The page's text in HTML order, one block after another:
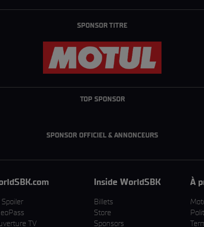
SPONSOR TITRE
TOP SPONSOR
SPONSOR OFFICIEL & ANNONCEURS
TV
Inside WorldSBK
Billets
Store
Sponsors
À